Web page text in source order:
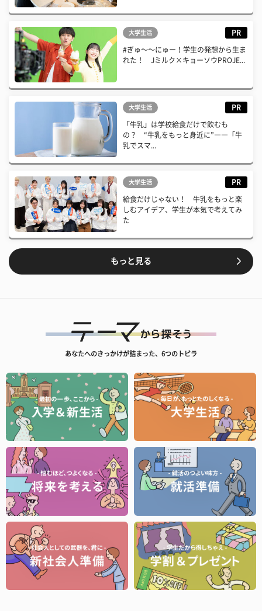
大学生活 PR
#ぎゅ〜〜にゅー！学生の発想から生ま
れた！ Jミルク×キョーソウPROJE...
大学生活 PR
「牛乳」は学校給食だけで飲むも
の？ “牛乳をもっと身近に”――「牛
乳でスマ...
大学生活 PR
給食だけじゃない！ 牛乳をもっと楽
しむアイデア、学生が本気で考えてみ
た
もっと見る
あなたへのきっかけが詰まった、6つのトビラ